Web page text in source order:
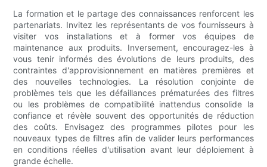
La formation et le partage des connaissances renforcent les
partenariats. Invitez les représentants de vos fournisseurs à
visiter vos installations et à former vos équipes de
maintenance aux produits. Inversement, encouragez-les à
vous tenir informés des évolutions de leurs produits, des
contraintes d'approvisionnement en matières premières et
des nouvelles technologies. La résolution conjointe de
problèmes tels que les défaillances prématurées des filtres
ou les problèmes de compatibilité inattendus consolide la
confiance et révèle souvent des opportunités de réduction
des coûts. Envisagez des programmes pilotes pour les
nouveaux types de filtres afin de valider leurs performances
en conditions réelles d'utilisation avant leur déploiement à
grande échelle.